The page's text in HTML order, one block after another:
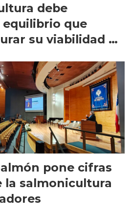
debe
que
su viabilidad de
pone cifras
la salmonicultura